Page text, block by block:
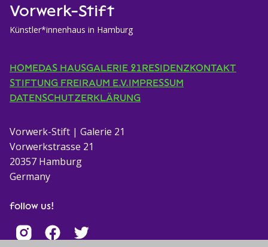
Vorwerk-Stift
Künstler*innenhaus in Hamburg
HOMEDAS HAUSGALERIE 21RESIDENZKONTAKT
STIFTUNG FREIRAUM E.V.IMPRESSUM
DATENSCHUTZERKLÄRUNG
Vorwerk-Stift | Galerie 21
Vorwerkstrasse 21
20357 Hamburg
Germany
follow us!
I(öffnet in einem neuen Tab)
F
(öffnet in einem neuen Tab)
T
(öffnet in einem neuen Tab)